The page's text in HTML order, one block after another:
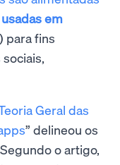
em
para fins
Geral das
” delineou os
o artigo,